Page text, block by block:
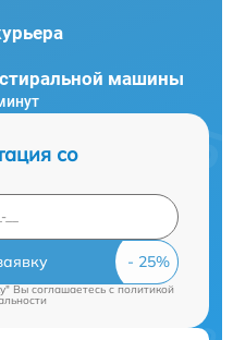
машины
со
Вы соглашаетесь cполитикой